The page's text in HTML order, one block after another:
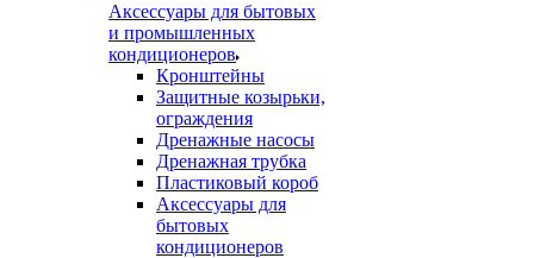
Аксессуары для бытовых
и промышленных
кондиционеров
Кронштейны
Защитные козырьки,
ограждения
Дренажные насосы
Дренажная трубка
Пластиковый короб
Аксессуары для
бытовых
кондиционеров